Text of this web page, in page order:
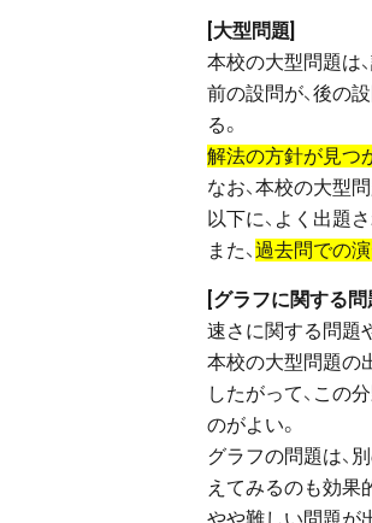
[大型問題]
本校の大型問題は
前の設問が、後の
る。
解法の方針が見つ
なお、本校の大型
以下に、よく出題
また、過去問での
[グラフに関する問
速さに関する問題
本校の大型問題の
したがって、この
のがよい。
グラフの問題は、
えてみるのも効果